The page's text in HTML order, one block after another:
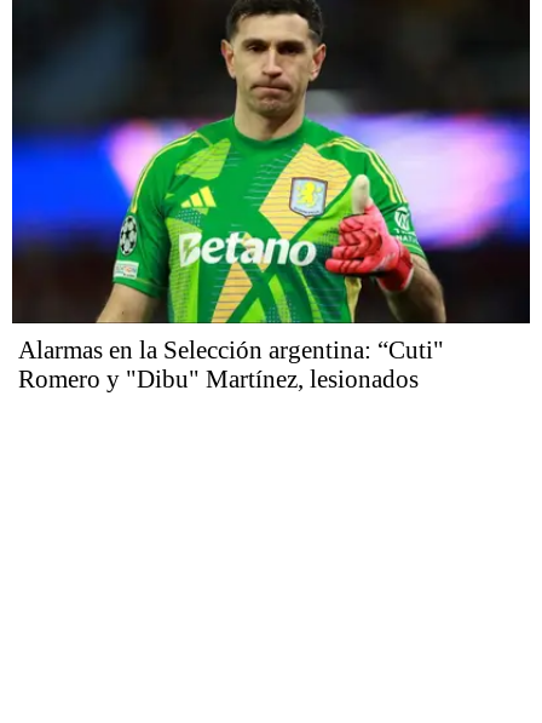
Alarmas en la Selección argentina: “Cuti"
Romero y "Dibu" Martínez, lesionados